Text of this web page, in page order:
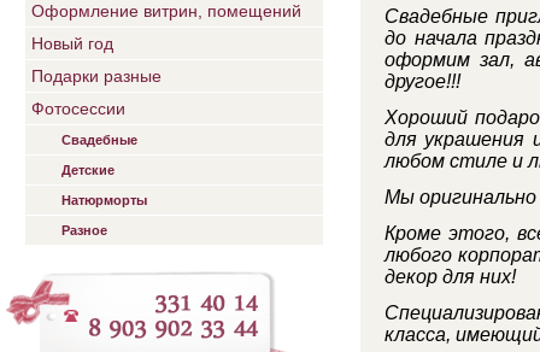
Оформление витрин, помещений
Новый год
Подарки разные
Фотосессии
Свадебные
Детские
Натюрморты
Разное
Свадебные
до начала
оформим зал,
другое!!!
Хороший
для украшения
любом стиле и
Мы
Кроме этого,
любого
декор для них!
класса,